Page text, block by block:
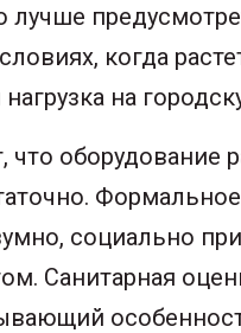
когда
на
что
социально
Санитарная